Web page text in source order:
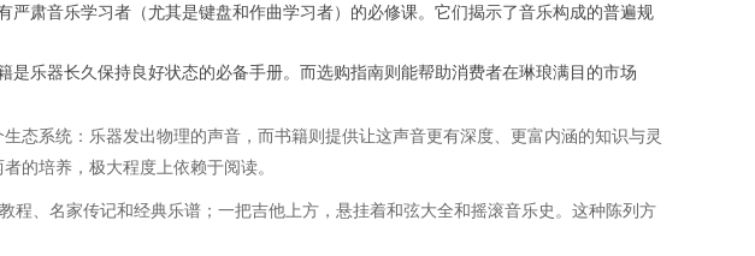
肃音乐学习者（尤其是键盘和作曲学习者）的必修课。它们揭示了音乐构成的普遍规
乐器长久保持良好状态的必备手册。而选购指南则能帮助消费者在琳琅满目的市场
态系统：乐器发出物理的声音，而书籍则提供让这声音更有深度、更富内涵的知识与灵
的培养，极大程度上依赖于阅读。
、名家传记和经典乐谱；一把吉他上方，悬挂着和弦大全和摇滚音乐史。这种陈列方